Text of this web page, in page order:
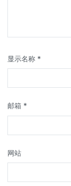
显示名称 *
邮箱 *
网站